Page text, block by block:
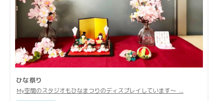
ひな祭り
My空間のスタジオもひなまつりのディスプレイしています〜 ...